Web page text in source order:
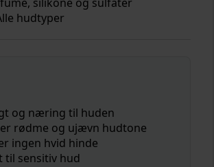
hudtyper
og næring til huden
rødme og ujævn hudtone
ingen hvid hinde
til sensitiv hud